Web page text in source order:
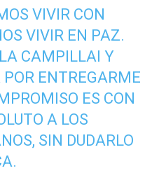
VIVIR CON
VIVIR EN PAZ.
CAMPILLAI Y
ENTREGARME
ES CON
A LOS
SIN DUDARLO